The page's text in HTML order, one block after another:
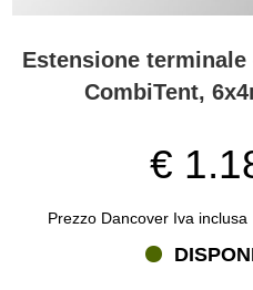
Estensione terminale
CombiTent,
€
Prezzo Dancover Iva inclusa